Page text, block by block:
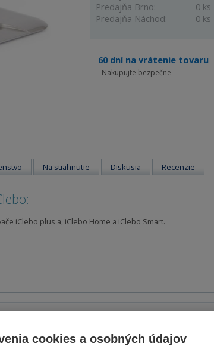
Predajňa Brno:
0 ks
Predajňa Náchod:
0 ks
60 dní na vrátenie tovaru
Nakupujte bezpečne
Na stiahnutie Diskusia Recenzie
iClebo plus a, iClebo Home a iClebo Smart.
cookies a osobných údajov